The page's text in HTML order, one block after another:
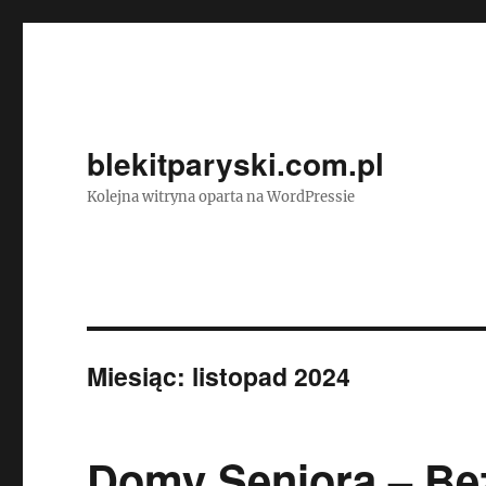
blekitparyski.com.pl
Kolejna witryna oparta na WordPressie
Miesiąc: listopad 2024